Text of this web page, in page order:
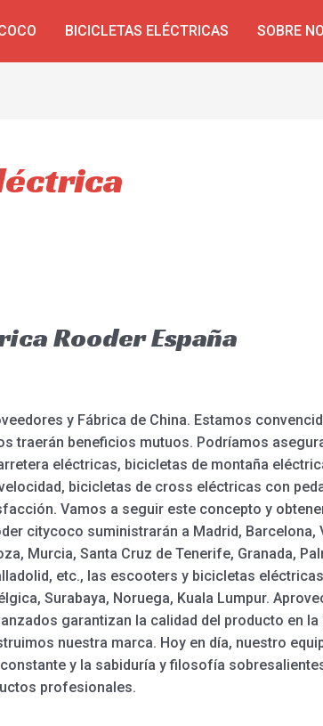
BICICLETAS ELÉCTRICAS SOBRE
Rooder España
y Fábrica de China. Estamos
traerán beneficios mutuos. Podríamos
eléctricas, bicicletas de montaña
bicicletas de cross eléctricas con
Vamos a seguir este concepto y
citycoco suministrarán a Madrid, Barcelona,
Murcia, Santa Cruz de Tenerife, Granada,
etc., las escooters y bicicletas
Surabaya, Noruega, Kuala Lumpur.
garantizan la calidad del producto en
nuestra marca. Hoy en día, nuestro
y la sabiduría y filosofía
profesionales.